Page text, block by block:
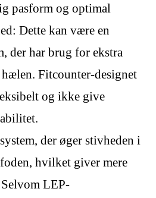
pasform og optimal
Dette kan være en
der har brug for ekstra
Fitcounter-designet
og ikke give
der øger stivheden i
hvilket giver mere
LEP-